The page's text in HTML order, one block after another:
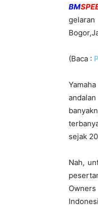
BM
(Baca :
sejak
Nah,